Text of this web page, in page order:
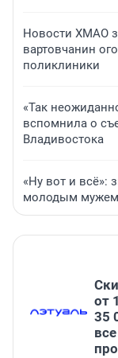
Новости ХМАО
вартовчанин
поликлиники
«Так
вспомнила о
Владивостока
«Ну вот и всё»:
молодым мужем
от
35